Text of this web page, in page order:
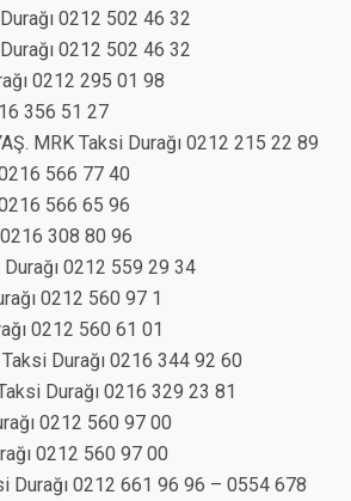
0212 502 46 32
0212 502 46 32
0212 295 01 98
356 51 27
MRK Taksi Durağı 0212 215 22 89
566 77 40
566 65 96
0216 308 80 96
0212 559 29 34
0212 560 97 1
0212 560 61 01
Durağı 0216 344 92 60
Durağı 0216 329 23 81
0212 560 97 00
0212 560 97 00
Durağı 0212 661 96 96 – 0554 678